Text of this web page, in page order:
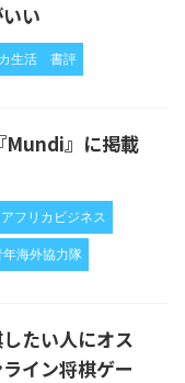
い
生活 書評
Mundi』に掲載
アフリカビジネス
年海外協力隊
たい人にオス
イン将棋ゲー